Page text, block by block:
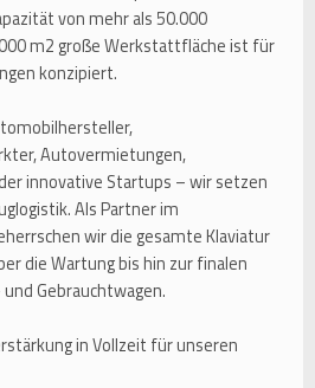
von mehr als 50.000
m2 große Werkstattfläche ist für
konzipiert.
Autovermietungen,
innovative Startups – wir setzen
Als Partner im
wir die gesamte Klaviatur
die Wartung bis hin zur finalen
Gebrauchtwagen.
in Vollzeit für unseren